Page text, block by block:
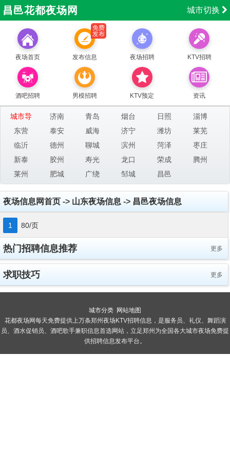
城市切换
昌邑花都夜场网
夜场首页
免费
发布
发布信息 夜场招聘 KTV招聘
酒吧招聘 男模招聘 KTV预定 资讯
城市导
航：
济南 青岛 烟台 日照
淄博
东营
泰安 威海 济宁 潍坊
莱芜
临沂
德州 聊城 滨州 菏泽
枣庄
新泰
胶州 寿光 龙口 荣成
腾州
莱州
肥城 广绕 邹城 昌邑
夜场信息网首页 -> 山东夜场信息 -> 昌邑夜场信息
1 80/页
更多
热门招聘信息推荐
更多
求职技巧
城市分类 网站地图
花都夜场网每天免费提供上万条郑州夜场KTV招聘信息，是服务员、礼仪、舞蹈演
员、酒水促销员、酒吧歌手兼职信息首选网站，立足郑州为全国各大城市夜场免费提
供招聘信息发布平台。